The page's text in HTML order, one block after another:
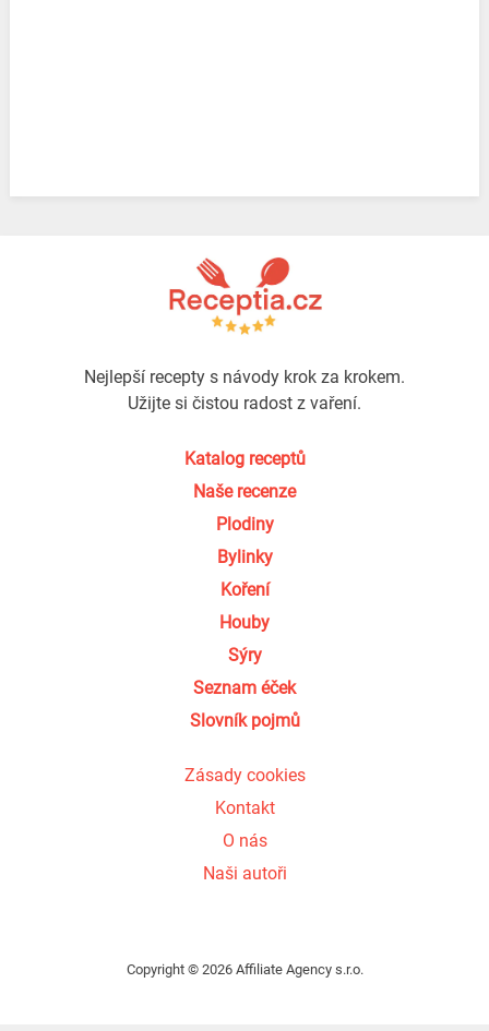
Nejlepší recepty s návody krok za krokem.
Užijte si čistou radost z vaření.
Katalog receptů
Naše recenze
Plodiny
Bylinky
Koření
Houby
Sýry
Seznam éček
Slovník pojmů
Zásady cookies
Kontakt
O nás
Naši autoři
Copyright © 2026 Affiliate Agency s.r.o.